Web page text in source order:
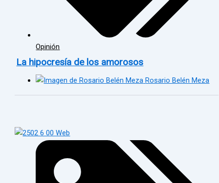
Opinión
La hipocresía de los amorosos
Rosario Belén Meza